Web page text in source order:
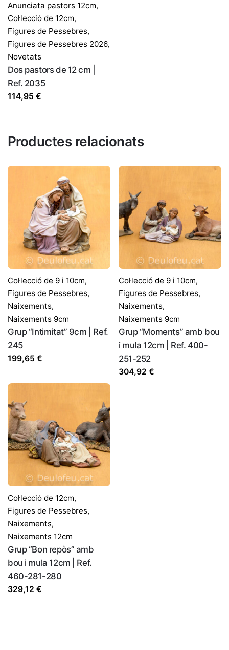
Anunciata pastors 12cm,
Col·lecció de 12cm,
Figures de Pessebres,
Figures de Pessebres 2026,
Novetats
Dos pastors de 12 cm |
Ref. 2035
114,95 €
Productes relacionats
Col·lecció de 9 i 10cm,
Figures de Pessebres,
Naixements,
Naixements 9cm
Grup “Intimitat” 9cm | Ref.
245
199,65 €
Col·lecció de 9 i 10cm,
Figures de Pessebres,
Naixements,
Naixements 9cm
Grup “Moments” amb bou
i mula 12cm | Ref. 400-
251-252
304,92 €
Col·lecció de 12cm,
Figures de Pessebres,
Naixements,
Naixements 12cm
Grup “Bon repòs” amb
bou i mula 12cm | Ref.
460-281-280
329,12 €